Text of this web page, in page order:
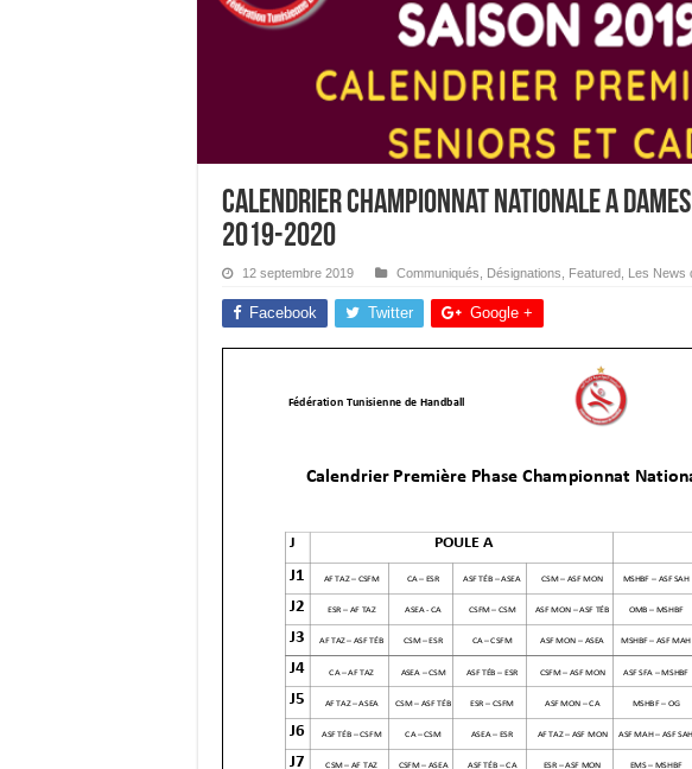
Calendrier Championnat Nationale A
2019-2020
12 septembre 2019 Communiqués Désignations Featured Les News
Facebook Twitter Google +